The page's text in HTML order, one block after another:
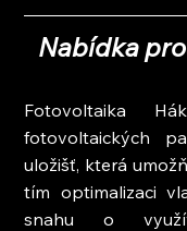
Nabídka
Fotovoltaika
fotovoltaických
uložišť, která
tím optimalizaci
snahu o